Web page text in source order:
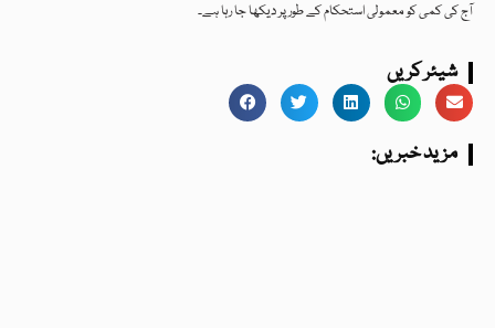
آج کی کمی کو معمولی استحکام کے طور پر دیکھا جا رہا ہے۔
شیئر کریں
:مزید خبریں